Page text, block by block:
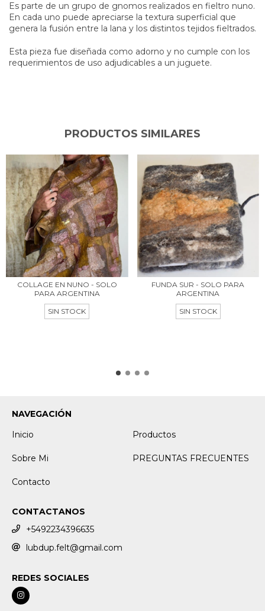
Es parte de un grupo de gnomos realizados en fieltro nuno.
En cada uno puede apreciarse la textura superficial que
genera la fusión entre la lana y los distintos tejidos fieltrados.
Esta pieza fue diseñada como adorno y no cumple con los
requerimientos de uso adjudicables a un juguete.
PRODUCTOS SIMILARES
COLLAGE EN NUNO - SOLO
PARA ARGENTINA
SIN STOCK
FUNDA SUR - SOLO PARA
ARGENTINA
SIN STOCK
NAVEGACIÓN
Inicio
Productos
Sobre Mi PREGUNTAS FRECUENTES
Contacto
CONTACTANOS
+5492234396635
lubdup.felt@gmail.com
REDES SOCIALES